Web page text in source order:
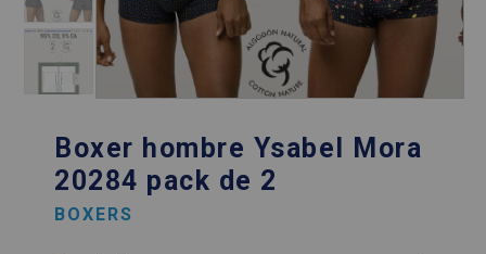
Boxer hombre Ysabel Mora
20284 pack de 2
BOXERS